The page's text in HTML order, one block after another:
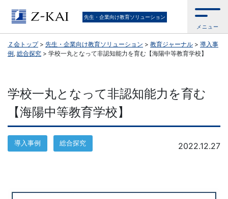
Ｚ
会
公
式
／
『学
校
先生・企業向け教育ソリューション
メニュー
Ｚ会トップ> 先生・企業向け教育ソリューション > 教育ジャーナル > 導入事
例, 総合探究 > 学校一丸となって非認知能力を育む【海陽中等教育学校】
学校一丸となって非認知能力を育む
【海陽中等教育学校】
導入事例 総合探究 2022.12.27